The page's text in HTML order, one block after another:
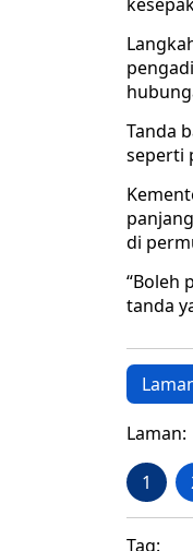
Tanda
seperti
di
“Boleh
tanda
Laman:
1
Tag: